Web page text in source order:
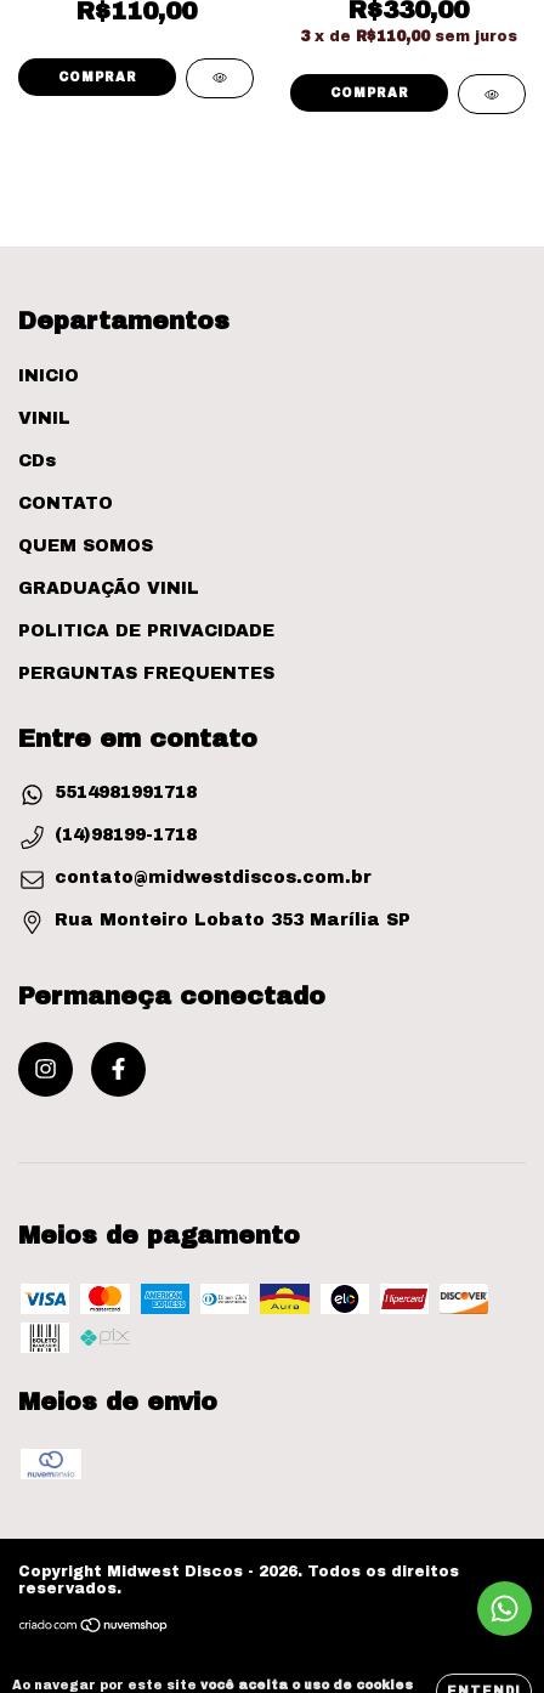
Ao navegar por este site você aceita o uso de cookies
R$110,00 R$330,00
3 x de R$110,00 sem juros
Departamentos
INICIO
VINIL
CDs
CONTATO
QUEM SOMOS
GRADUAÇÃO VINIL
POLITICA DE PRIVACIDADE
PERGUNTAS FREQUENTES
Entre em contato
5514981991718
(14)98199-1718
contato@midwestdiscos.com.br
Rua Monteiro Lobato 353 Marília SP
Permaneça conectado
Meios de pagamento
Meios de envio
Copyright Midwest Discos - 2026. Todos os direitos
reservados.